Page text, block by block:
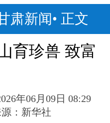
肃新闻• 正文
育珍兽 致富
年06月09日 08:29
： 新华社